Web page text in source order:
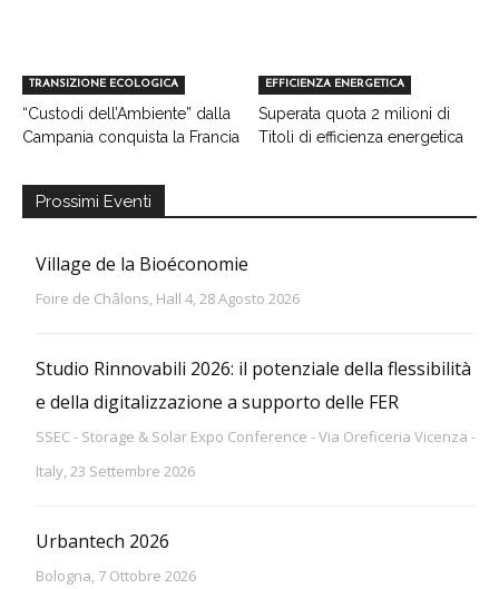
TRANSIZIONE ECOLOGICA
“Custodi dell’Ambiente” dalla
Campania conquista la Francia
EFFICIENZA ENERGETICA
Superata quota 2 milioni di
Titoli di efficienza energetica
Prossimi Eventi
Village de la Bioéconomie
Foire de Châlons, Hall 4, 28 Agosto 2026
Studio Rinnovabili 2026: il potenziale della flessibilità
e della digitalizzazione a supporto delle FER
SSEC - Storage & Solar Expo Conference - Via Oreficeria Vicenza -
Italy, 23 Settembre 2026
Urbantech 2026
Bologna, 7 Ottobre 2026